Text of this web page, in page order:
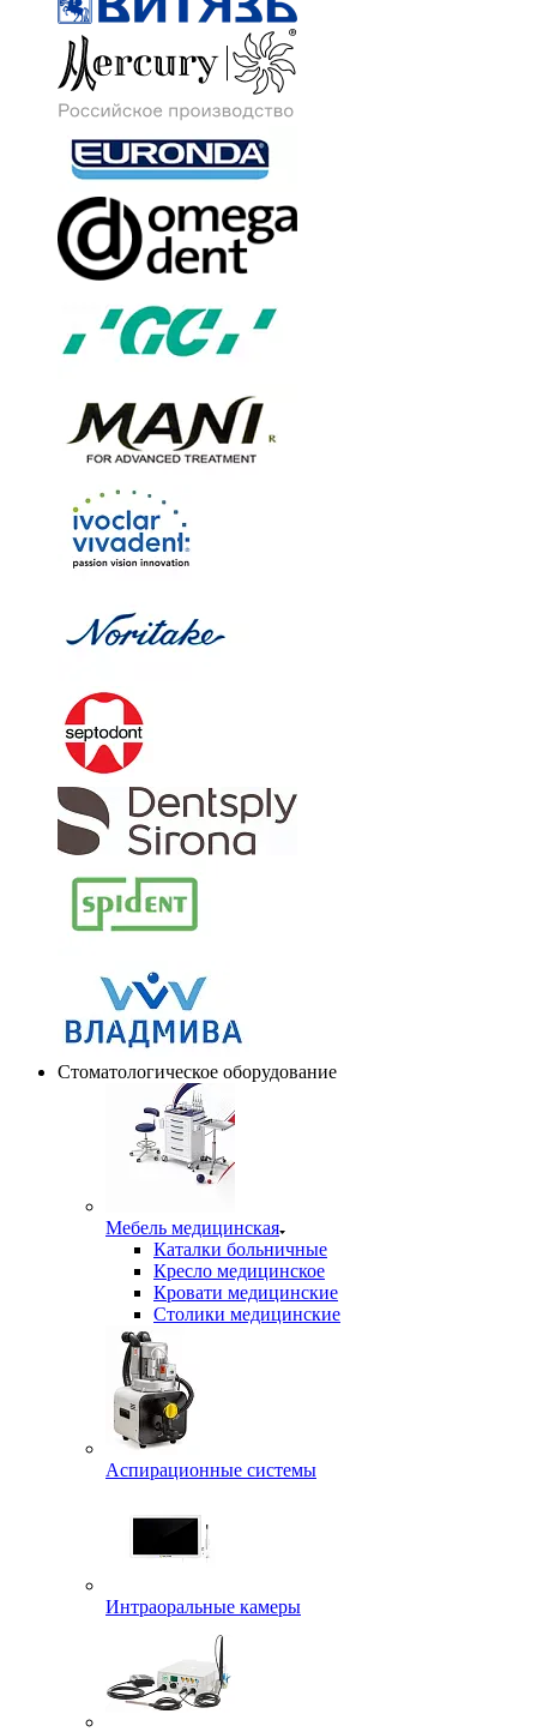
Стоматологическое оборудование
Мебель медицинская
Каталки больничные
Кресло медицинское
Кровати медицинские
Столики медицинские
Аспирационные системы
Интраоральные камеры